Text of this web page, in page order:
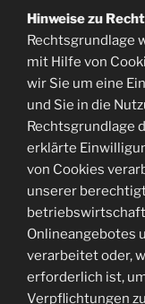
Hinweise zu
Rechtsgrundlage
mit Hilfe von
wir Sie um eine
und Sie in die
Rechtsgrundlage
erklärte
von Cookies
unserer
Onlineangebotes
verarbeitet oder,
erforderlich ist,
Verpflichtungen